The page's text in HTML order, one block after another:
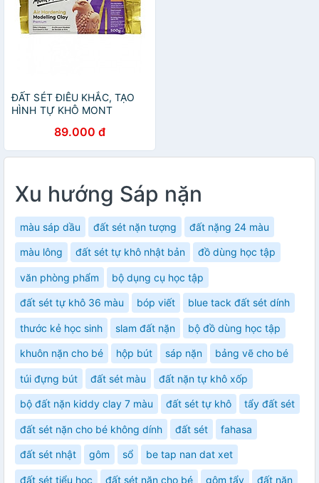
ĐẤT SÉT ĐIÊU KHẮC, TẠO
HÌNH TỰ KHÔ MONT
89.000 đ
Xu hướng Sáp nặn
màu sáp dầu đất sét nặn tượng đất nặng 24 màu
màu lông đất sét tự khô nhật bản đồ dùng học tập
văn phòng phẩm bộ dụng cụ học tập
đất sét tự khô 36 màu bóp viết blue tack đất sét dính
thước kẻ học sinh slam đất nặn bộ đồ dùng học tập
khuôn nặn cho bé hộp bút sáp nặn bảng vẽ cho bé
túi đựng bút đất sét màu đất nặn tự khô xốp
bộ đất nặn kiddy clay 7 màu đất sét tự khô tẩy đất sét
đất sét nặn cho bé không dính đất sét fahasa
đất sét nhật gôm sổ be tap nan dat xet
đất sét tiểu học đất sét nặn cho bé gôm tẩy đất nặn